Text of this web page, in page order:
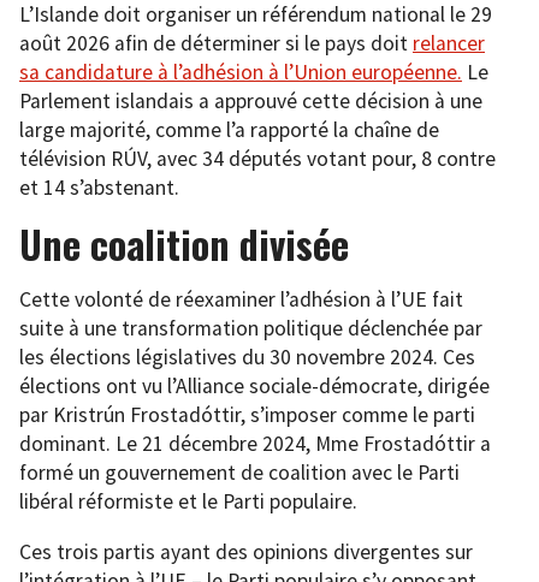
L’Islande doit organiser un référendum national le 29
août 2026 afin de déterminer si le pays doit relancer
sa candidature à l’adhésion à l’Union européenne. Le
Parlement islandais a approuvé cette décision à une
large majorité, comme l’a rapporté la chaîne de
télévision RÚV, avec 34 députés votant pour, 8 contre
et 14 s’abstenant.
Une coalition divisée
Cette volonté de réexaminer l’adhésion à l’UE fait
suite à une transformation politique déclenchée par
les élections législatives du 30 novembre 2024. Ces
élections ont vu l’Alliance sociale-démocrate, dirigée
par Kristrún Frostadóttir, s’imposer comme le parti
dominant. Le 21 décembre 2024, Mme Frostadóttir a
formé un gouvernement de coalition avec le Parti
libéral réformiste et le Parti populaire.
Ces trois partis ayant des opinions divergentes sur